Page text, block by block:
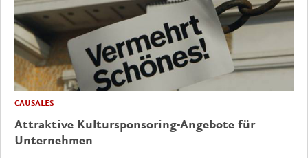
CAUSALES
Attraktive Kultursponsoring-Angebote für
Unternehmen